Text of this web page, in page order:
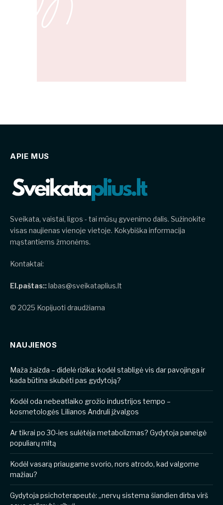
APIE MUS
Sveikata, vaistai, ligos - tai mūsų gyvenimo dalis. Sužinokite
visas naujienas vienoje vietoje. Kokybiška informacija
mąstantiems žmonėms.
Kontaktai:
El.paštas::labas@sveikataplius.lt
© 2025 Kopijuoti draudžiama
NAUJIENOS
​​Maža žaizda – didelė rizika: kodėl stabligė vis dar pavojinga ir
kada būtina skubėti pas gydytoją?
Kodėl oda nebeatlaiko grožio industrijos tempo –
kosmetologės Lilianos Andruli įžvalgos
Ar tikrai po 30-ies sulėtėja metabolizmas? Gydytoja paneigė
populiarų mitą
Kodėl vasarą priaugame svorio, nors atrodo, kad valgome
mažiau?
Gydytoja psichoterapeutė: „nervų sistema šiandien dirba virš